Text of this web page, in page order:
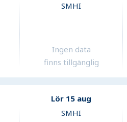
SMHI
Ingen data
finns tillgänglig
Lör 15 aug
SMHI